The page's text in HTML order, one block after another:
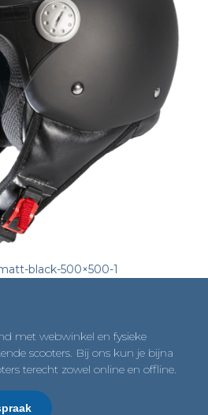
black-500×500-1
met webwinkel en fysieke
scooters. Bij ons kun je bijna
terecht zowel online en offline.